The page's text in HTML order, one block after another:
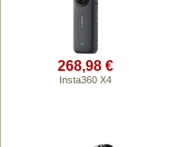
268,98 €
Insta360 X4